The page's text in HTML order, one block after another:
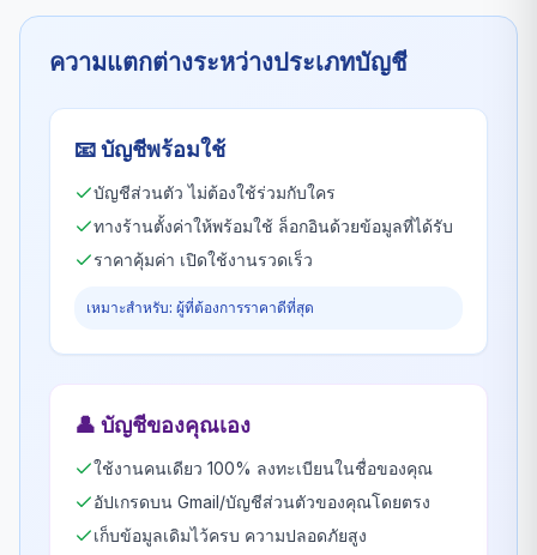
ความแตกต่างระหว่างประเภทบัญชี
📧บัญชีพร้อมใช้
บัญชีส่วนตัว ไม่ต้องใช้ร่วมกับใคร
ทางร้านตั้งค่าให้พร้อมใช้ ล็อกอินด้วยข้อมูลที่ได้รับ
ราคาคุ้มค่า เปิดใช้งานรวดเร็ว
เหมาะสำหรับ: ผู้ที่ต้องการราคาดีที่สุด
👤 บัญชีของคุณเอง
ใช้งานคนเดียว 100% ลงทะเบียนในชื่อของคุณ
อัปเกรดบน Gmail/บัญชีส่วนตัวของคุณโดยตรง
เก็บข้อมูลเดิมไว้ครบ ความปลอดภัยสูง